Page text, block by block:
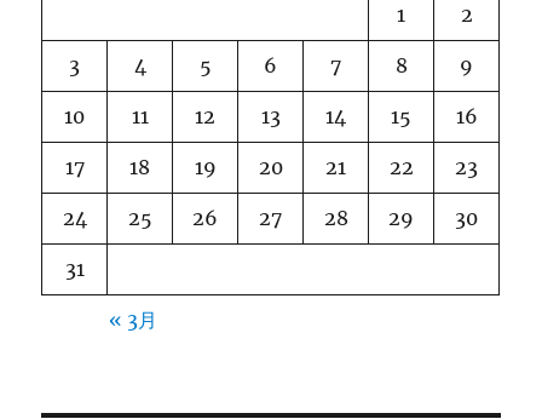
1 2
3 4 5 6 7 8 9
10 11 12 13 14 15 16
17 18 19 20 21 22 23
24 25 26 27 28 29 30
31
« 3月